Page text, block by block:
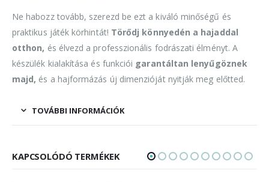
Ne habozz tovább, szerezd be ezt a kiváló minőségű és
praktikus játék körhintát! Törődj könnyedén a hajaddal
otthon, és élvezd a professzionális fodrászati élményt. A
készülék kialakítása és funkciói garantáltan lenyűgöznek
majd, és a hajformázás új dimenzióját nyitják meg előtted.
TOVÁBBI INFORMÁCIÓK
KAPCSOLÓDÓ TERMÉKEK